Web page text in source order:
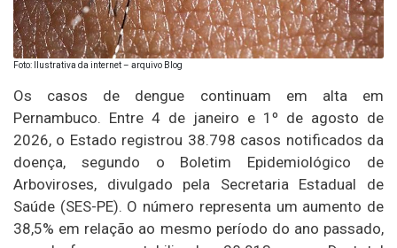
Foto: Ilustrativa da internet – arquivo Blog
Os casos de dengue continuam em alta em
Pernambuco. Entre 4 de janeiro e 1º de agosto de
2026, o Estado registrou 38.798 casos notificados da
doença, segundo o Boletim Epidemiológico de
Arboviroses, divulgado pela Secretaria Estadual de
Saúde (SES-PE). O número representa um aumento de
38,5% em relação ao mesmo período do ano passado,